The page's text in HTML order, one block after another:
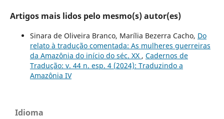
Artigos mais lidos pelo mesmo(s) autor(es)
Sinara de Oliveira Branco, Marília Bezerra Cacho, Do
relato à tradução comentada: As mulheres guerreiras
da Amazônia do início do séc. XX , Cadernos de
Tradução: v. 44 n. esp. 4 (2024): Traduzindo a
Amazônia IV
Idioma